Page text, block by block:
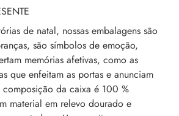
de natal, nossas embalagens são
são símbolos de emoção,
memórias afetivas, como as
que enfeitam as portas e anunciam
da caixa é 100 %
material em relevo dourado e